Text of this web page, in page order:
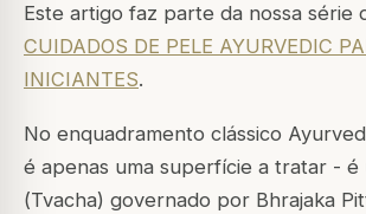
Este artigo faz parte da nossa série
CUIDADOS DE PELE AYURVEDIC
INICIANTES.
No enquadramento clássico
é apenas uma superfície a tratar - é
(Tvacha) governado por Bhrajaka